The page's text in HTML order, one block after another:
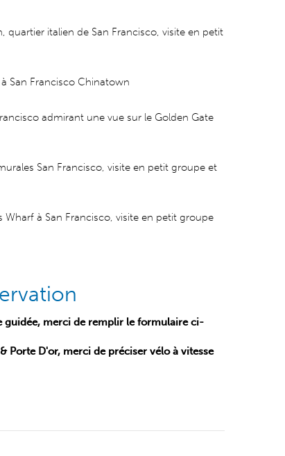
guidée, merci de remplir le formulaire ci-
Porte D'or, merci de préciser vélo à vitesse